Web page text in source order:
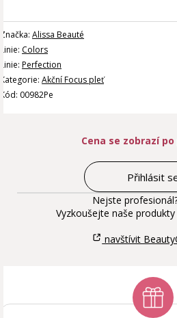
Značka: Alissa Beauté
Linie: Colors
Linie: Perfection
Kategorie: Akční Focus pleť
Kód: 00982Pe
Cena se zobrazí
Přihlásit
Nejste
Vyzkoušejte naše
navštívit